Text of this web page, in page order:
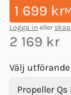
1 699 kr
Logga in eller
2 169 kr
Välj utförande
Propeller Qs